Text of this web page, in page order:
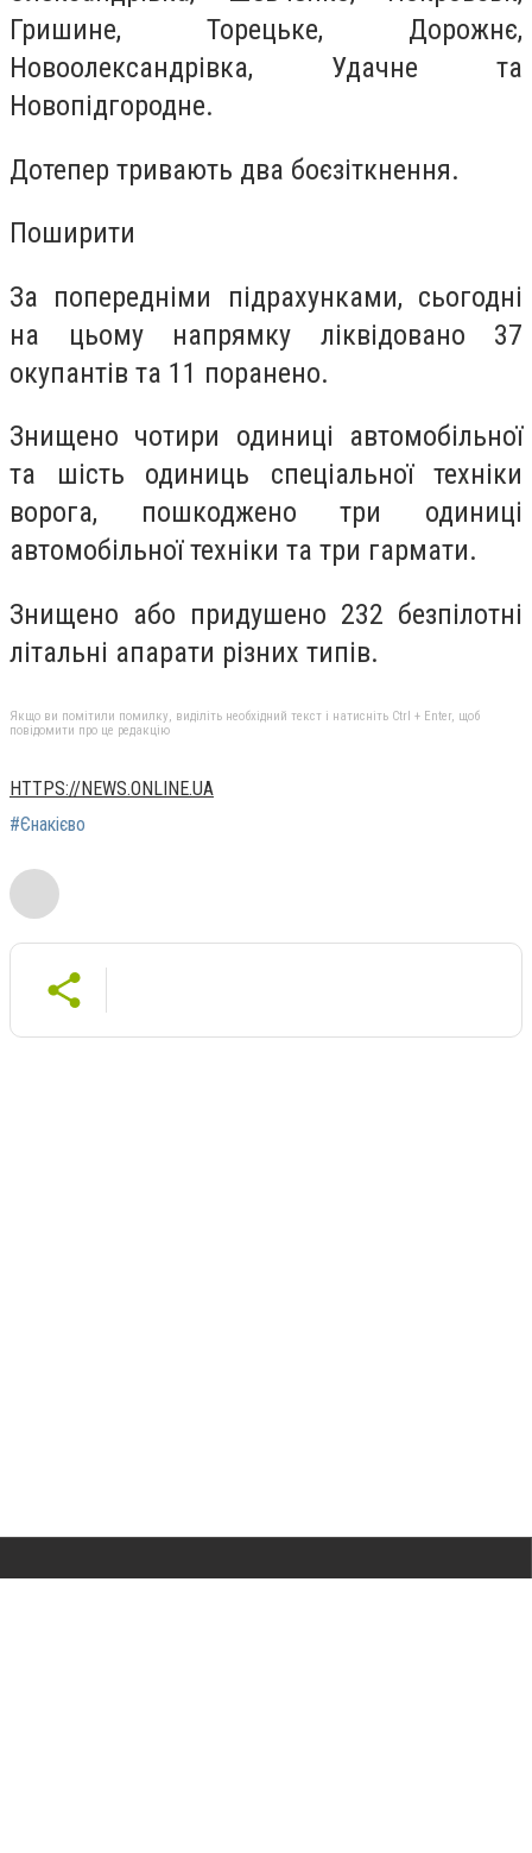
Гришине, Торецьке, Дорожнє,
Новоолександрівка, Удачне та
Новопідгородне.
Дотепер тривають два боєзіткнення.
Поширити
За попередніми підрахунками, сьогодні
на цьому напрямку ліквідовано 37
окупантів та 11 поранено.
Знищено чотири одиниці автомобільної
та шість одиниць спеціальної техніки
ворога, пошкоджено три одиниці
автомобільної техніки та три гармати.
Знищено або придушено 232 безпілотні
літальні апарати різних типів.
Якщо ви помітили помилку, виділіть необхідний текст і натисніть Ctrl + Enter, щоб
повідомити про це редакцію
HTTPS://NEWS.ONLINE.UA
#Єнакієво